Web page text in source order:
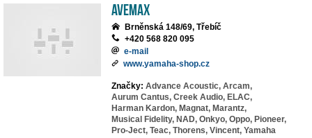
AVEMAX
Brněnská 148/69, Třebíč
+420 568 820 095
e-mail
www.yamaha-shop.cz
Značky: Advance Acoustic, Arcam,
Aurum Cantus, Creek Audio, ELAC,
Harman Kardon, Magnat, Marantz,
Musical Fidelity, NAD, Onkyo, Oppo, Pioneer,
Pro-Ject, Teac, Thorens, Vincent, Yamaha